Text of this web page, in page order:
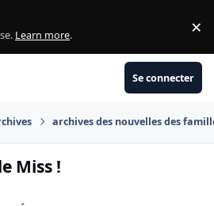
Learn more. ×
Se connecter
archives des nouvelles des
Miss !